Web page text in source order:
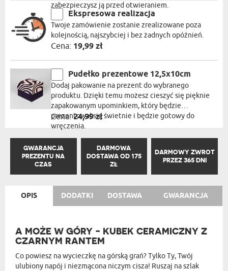
zabezpieczysz ją przed otwieraniem.
Ekspresowa realizacja
Twoje zamówienie zostanie zrealizowane poza
kolejnością, najszybciej i bez żadnych opóźnień.
Cena: 19,99 zł
Pudełko prezentowe 12,5x10cm
Dodaj pakowanie na prezent do wybranego
produktu. Dzięki temu możesz cieszyć się pięknie
zapakowanym upominkiem, który będzie
prezentował się świetnie i będzie gotowy do
wręczenia.
Cena:24,99 zł
GWARANCJA
PREZENTU NA
CZAS
DARMOWA
DOSTAWA OD 175
ZŁ
DARMOWY ZWROT
PRZEZ 365 DNI
OPIS DODATKI DOSTAWA GWARANCJA
A MOŻE W GÓRY - KUBEK CERAMICZNY Z
CZARNYM RANTEM
Co powiesz na wycieczkę na górską grań? Tylko Ty, Twój
ulubiony napój i niezmącona niczym cisza! Ruszaj na szlak